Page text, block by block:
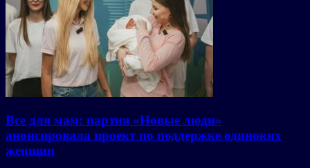
Все для мам: партия «Новые люди»
анонсировала проект по поддержке одиноких
женщин